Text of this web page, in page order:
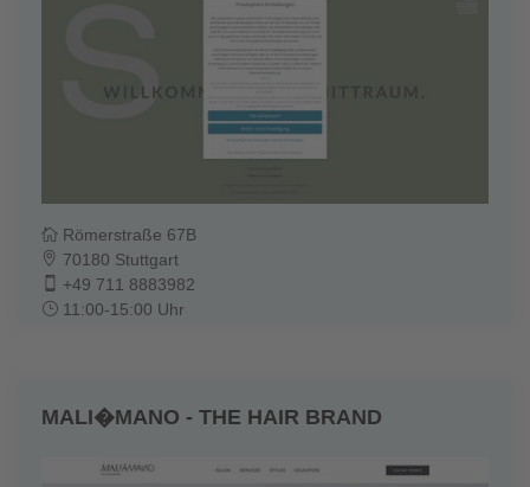
Römerstraße 67B
70180 Stuttgart
+49 711 8883982
11:00-15:00 Uhr
MALI�MANO - THE HAIR BRAND